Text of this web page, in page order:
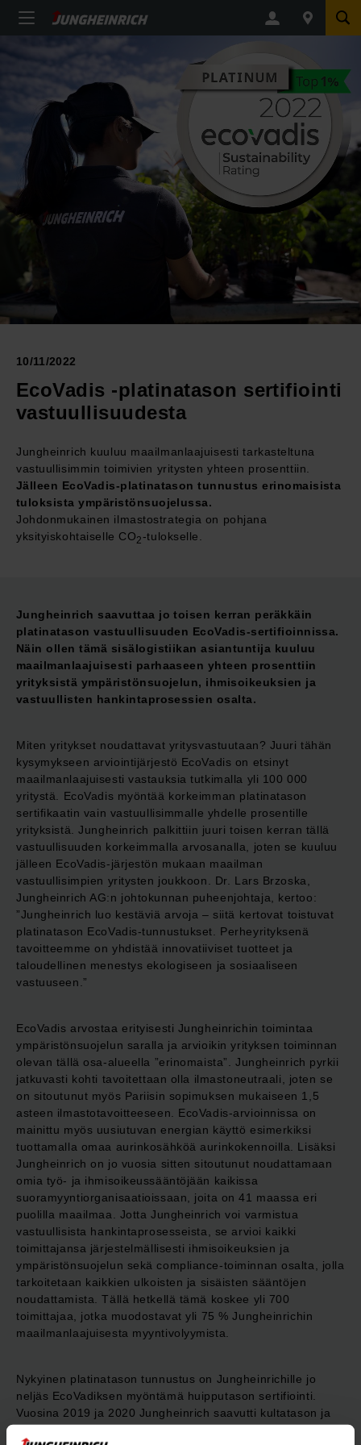
10/11/2022
EcoVadis -platinatason sertifiointi
vastuullisuudesta
Jungheinrich kuuluu maailmanlaajuisesti tarkasteltuna
vastuullisimmin toimivien yritysten yhteen prosenttiin.
Jälleen EcoVadis-platinatason tunnustus erinomaisista
tuloksista ympäristönsuojelussa.
Johdonmukainen ilmastostrategia on pohjana
yksityiskohtaiselle CO2-tulokselle.
Jungheinrich saavuttaa jo toisen kerran peräkkäin
platinatason vastuullisuuden EcoVadis-sertifioinnissa.
Näin ollen tämä sisälogistiikan asiantuntija kuuluu
maailmanlaajuisesti parhaaseen yhteen prosenttiin
yrityksistä ympäristönsuojelun, ihmisoikeuksien ja
vastuullisten hankintaprosessien osalta.
Miten yritykset noudattavat yritysvastuutaan? Juuri tähän
kysymykseen arviointijärjestö EcoVadis on etsinyt
maailmanlaajuisesti vastauksia tutkimalla yli 100 000
yritystä. EcoVadis myöntää korkeimman platinatason
sertifikaatin vain vastuullisimmalle yhdelle prosentille
yrityksistä. Jungheinrich palkittiin juuri toisen kerran tällä
vastuullisuuden korkeimmalla arvosanalla, joten se kuuluu
jälleen EcoVadis-järjestön mukaan maailman
vastuullisimpien yritysten joukkoon. Dr. Lars Brzoska,
Jungheinrich AG:n johtokunnan puheenjohtaja, kertoo:
”Jungheinrich luo kestäviä arvoja – siitä kertovat toistuvat
platinatason EcoVadis-tunnustukset. Perheyrityksenä
tavoitteemme on yhdistää innovatiiviset tuotteet ja
taloudellinen menestys ekologiseen ja sosiaaliseen
vastuuseen.”
EcoVadis arvostaa erityisesti Jungheinrichin toimintaa
ympäristönsuojelun saralla ja arvioikin yrityksen toiminnan
olevan tällä osa-alueella ”erinomaista”. Jungheinrich pyrkii
jatkuvasti kohti tavoitettaan olla ilmastoneutraali, joten se
on sitoutunut myös Pariisin sopimuksen mukaiseen 1,5
asteen ilmastotavoitteeseen. EcoVadis-arvioinnissa on
mainittu myös uusiutuvan energian käyttö esimerkiksi
tuottamalla omaa aurinkosähköä aurinkokennoilla. Lisäksi
Jungheinrich on jo vuosia sitten sitoutunut noudattamaan
omia työ- ja ihmisoikeussääntöjään kaikissa
suoramyyntiorganisaatioissaan, joita on 41 maassa eri
puolilla maailmaa. Jotta Jungheinrich voi varmistua
vastuullisista hankintaprosesseista, se arvioi kaikki
toimittajansa järjestelmällisesti ihmisoikeuksien ja
ympäristönsuojelun sekä compliance-toiminnan osalta, jolla
tarkoitetaan kaikkien ulkoisten ja sisäisten sääntöjen
noudattamista. Tällä hetkellä tämä koskee yli 700
toimittajaa, jotka muodostavat yli 75 % Jungheinrichin
maailmanlaajuisesta myyntivolyymista.
Nykyinen platinatason tunnustus on Jungheinrichille jo
neljäs EcoVadiksen myöntämä huipputason sertifiointi.
Vuosina 2019 ja 2020 Jungheinrich saavutti kultatason ja